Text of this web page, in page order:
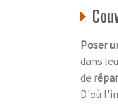
Poser
dans
de
D'où